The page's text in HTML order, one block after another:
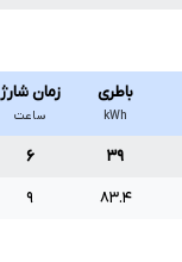
باطری
kWh
زمان شارژ
ساعت
۳۹ ۶
۸۳.۴ ۹